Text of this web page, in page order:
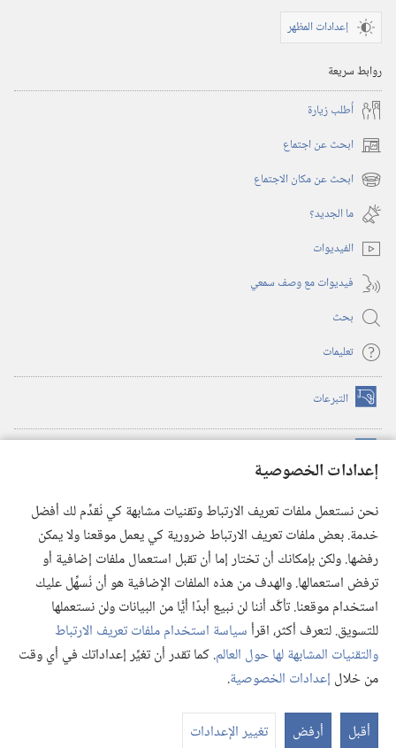
إعدادات الخصوصية
نحن نستعمل ملفات تعريف الارتباط وتقنيات مشابهة كي نُقدِّم لك أفضل
خدمة. بعض ملفات تعريف الارتباط ضرورية كي يعمل موقعنا ولا يمكن
رفضها. ولكن بإمكانك أن تختار إما أن تقبل استعمال ملفات إضافية أو
ترفض استعمالها. والهدف من هذه الملفات الإضافية هو أن نُسهِّل عليك
استخدام موقعنا. تأكَّد أننا لن نبيع أبدًا أيًّا من البيانات ولن نستعملها
للتسويق. لتعرف أكثر، اقرأسياسة استخدام ملفات تعريف الارتباط
والتقنيات المشابهة لها حول العالم. كما تقدر أن تغيِّر إعداداتك في أي وقت
من خلال إعدادات الخصوصية.
أقبل أرفض تغيير الإعدادات
إعدادات المظهر
روابط سريعة
أُطلب زيارة
ابحث عن اجتماع (يفتح
نافذة ابحث عن مكان الاجتماع (يفتح
نافذة
جديدة)
ما الجديد؟‏
الفيديوات
فيديوات مع وصف سمعي
بحث
تعليمات
التبرعات (يفتح
نافذة
(يفتح
نافذة
(يفتح
نافذة
جديدة) تطبيق ®
JW Library
مكتبة برج المراقبة
© 2026 .Watch Tower Bible and Tract Society of Pennsylvania